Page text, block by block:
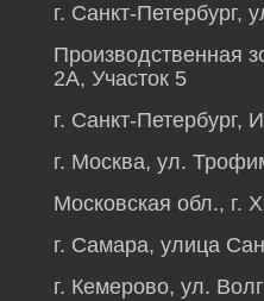
г. Санкт-Петербург,
Производственная
2А, Участок 5
г. Санкт-Петербург,
г. Москва, ул.
Московская обл., г.
г. Самара, улица
г. Кемерово, ул.